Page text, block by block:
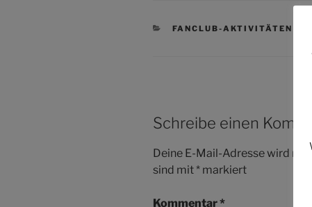
KATEGORIEN
FANCLUB-AKTIVITÄTEN
Schreibe einen
Deine E-Mail-Adresse wird
sind mit* markiert
Kommentar*